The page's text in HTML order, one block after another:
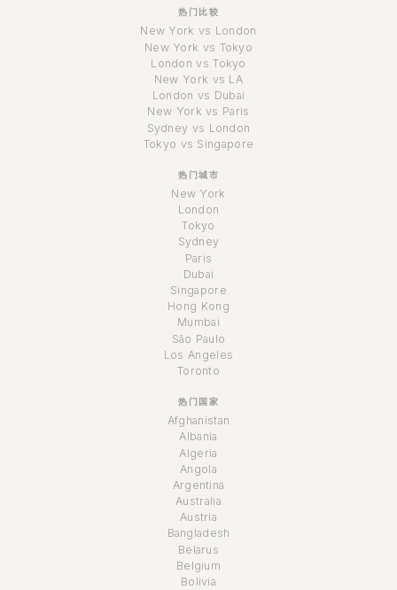
热门比较
New York vs London
New York vs Tokyo
London vs Tokyo
New York vs LA
London vs Dubai
New York vs Paris
Sydney vs London
Tokyo vs Singapore
热门城市
New York
London
Tokyo
Sydney
Paris
Dubai
Singapore
Hong Kong
Mumbai
São Paulo
Los Angeles
Toronto
热门国家
Afghanistan
Albania
Algeria
Angola
Argentina
Australia
Austria
Bangladesh
Belarus
Belgium
Bolivia